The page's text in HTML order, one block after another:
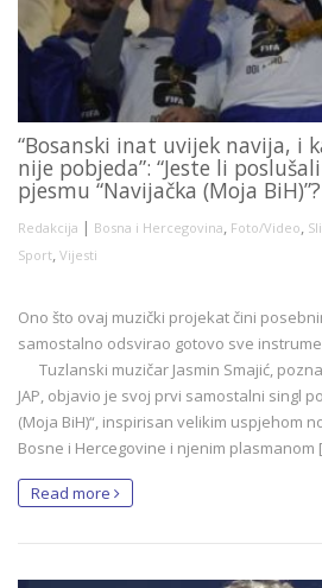
“Bosanski inat uvijek navija, i
nije pobjeda”: “Jeste li poslušali
pjesmu “Navijačka (Moja BiH)”?
Redakcija | Bosna i Hercegovina, Foto/Video,
Sport, Vijesti
Ono što ovaj muzički projekat čini
samostalno odsvirao gotovo sve
Tuzlanski muzičar Jasmin Smajić,
JAP, objavio je svoj prvi samostalni singl
(Moja BiH)“, inspirisan velikim uspjehom
Bosne i Hercegovine i njenim plasmanom
Read more